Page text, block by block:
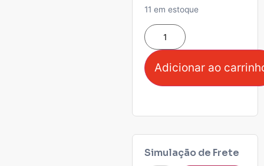
11 em estoque
Adicionar ao
Simulação de Frete